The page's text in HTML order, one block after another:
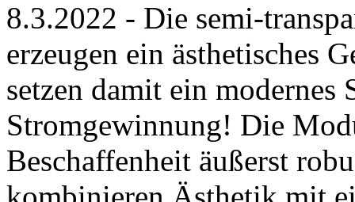
8.3.2022 - Die semi-
erzeugen ein ästhetisches
setzen damit ein modernes
Stromgewinnung! Die
Beschaffenheit äußerst